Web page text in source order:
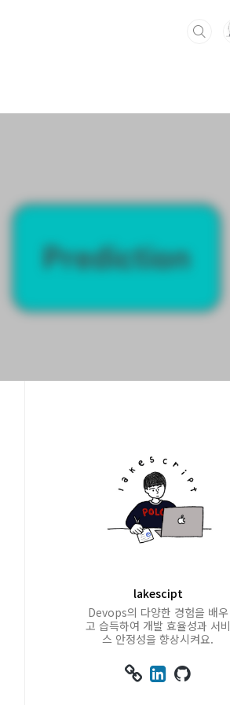
lakescipt
Devops의 다양한 경험을 배우
고 습득하여 개발 효율성과 서비
스 안정성을 향상시켜요.
  